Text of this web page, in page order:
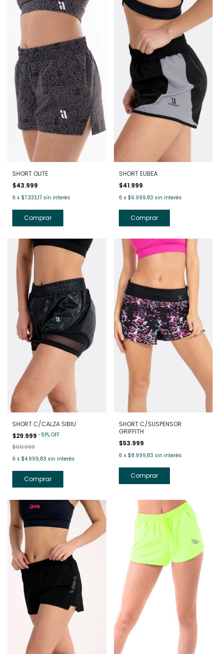
SHORT OLITE
$43.999
6 x $7.333,17 sin interés
Comprar
SHORT EUBEA
$41.999
6 x $6.999,83 sin interés
Comprar
SHORT C/CALZA SIBIU
$29.999 -51% OFF
$60.999
6 x $4.999,83 sin interés
Comprar
SHORT C/SUSPENSOR
GRIFFITH
$53.999
6 x $8.999,83 sin interés
Comprar